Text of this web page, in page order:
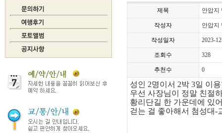
제목 안압지
작성자 안압지
작성일자 2023-
조회수 328
추천수 0
성인 2명이서 2박 3일 이
우선 사장님이 정말 친절
황리단길 한 가운데에 있
걷는 걸 좋아해서 첨성대-